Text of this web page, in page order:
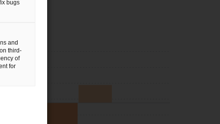
bugs
and
third-
of
for